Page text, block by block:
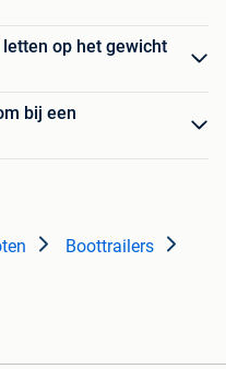
op het gewicht
bij een
Boottrailers